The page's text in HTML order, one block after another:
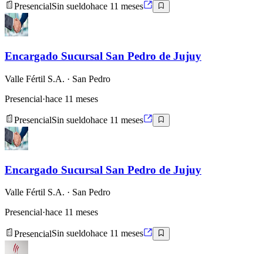
PresencialSin sueldohace 11 meses
Encargado Sucursal San Pedro de Jujuy
Valle Fértil S.A. · San Pedro
Presencial·hace 11 meses
PresencialSin sueldohace 11 meses
Encargado Sucursal San Pedro de Jujuy
Valle Fértil S.A. · San Pedro
Presencial·hace 11 meses
PresencialSin sueldohace 11 meses